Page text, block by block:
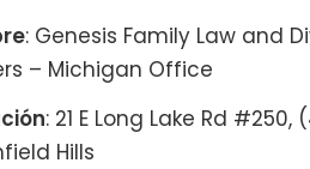
: Genesis Family Law and
– Michigan Office
: 21 E Long Lake Rd
Hills